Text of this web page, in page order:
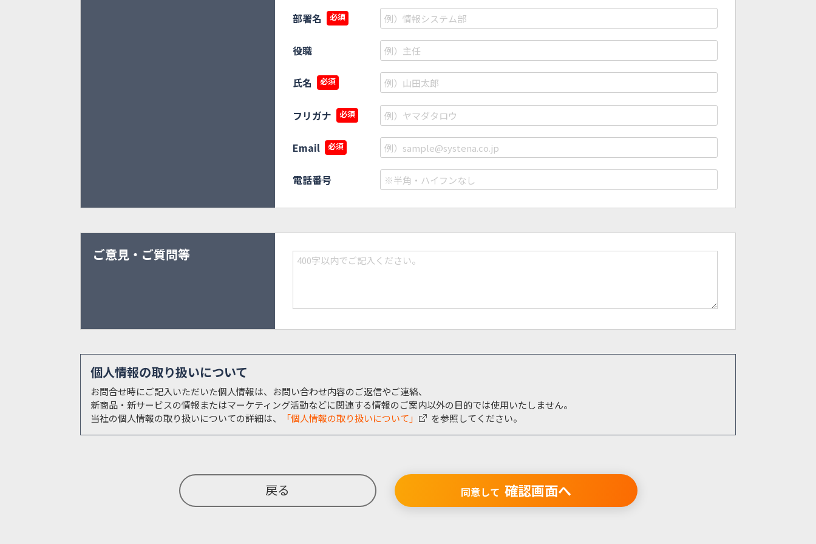
部署名 必須
役職
氏名 必須
フリガナ 必須
Email 必須
電話番号
ご意見・ご質問等
個人情報の取り扱いについて
お問合せ時にご記入いただいた個人情報は、お問い合わせ内容のご返信やご連絡、
新商品・新サービスの情報またはマーケティング活動などに関連する情報のご案内以外の目的では使用いたしません。
当社の個人情報の取り扱いについての詳細は、
「個人情報の取り扱いについて」 を参照してください。
戻る 同意して 確認画面へ